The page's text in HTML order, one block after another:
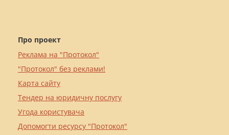
Про проект
Реклама на "Протокол"
"Протокол" без реклами!
Карта сайту
Тендер на юридичну послугу
Угода користувача
Допомогти ресурсу "Протокол"